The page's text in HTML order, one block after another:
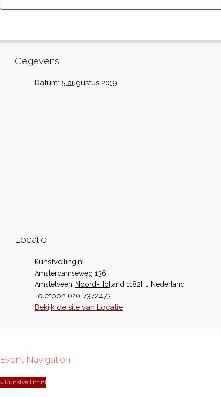
Gegevens
Datum: 5 augustus 2019
Locatie
Kunstveiling.nl
Amsterdamseweg 136
Amstelveen
Noord-Holland 1182HJ Nederland
Telefoon 020-7372473
Bekijk de site van Locatie
Event Navigation
« Kunstveiling.nl